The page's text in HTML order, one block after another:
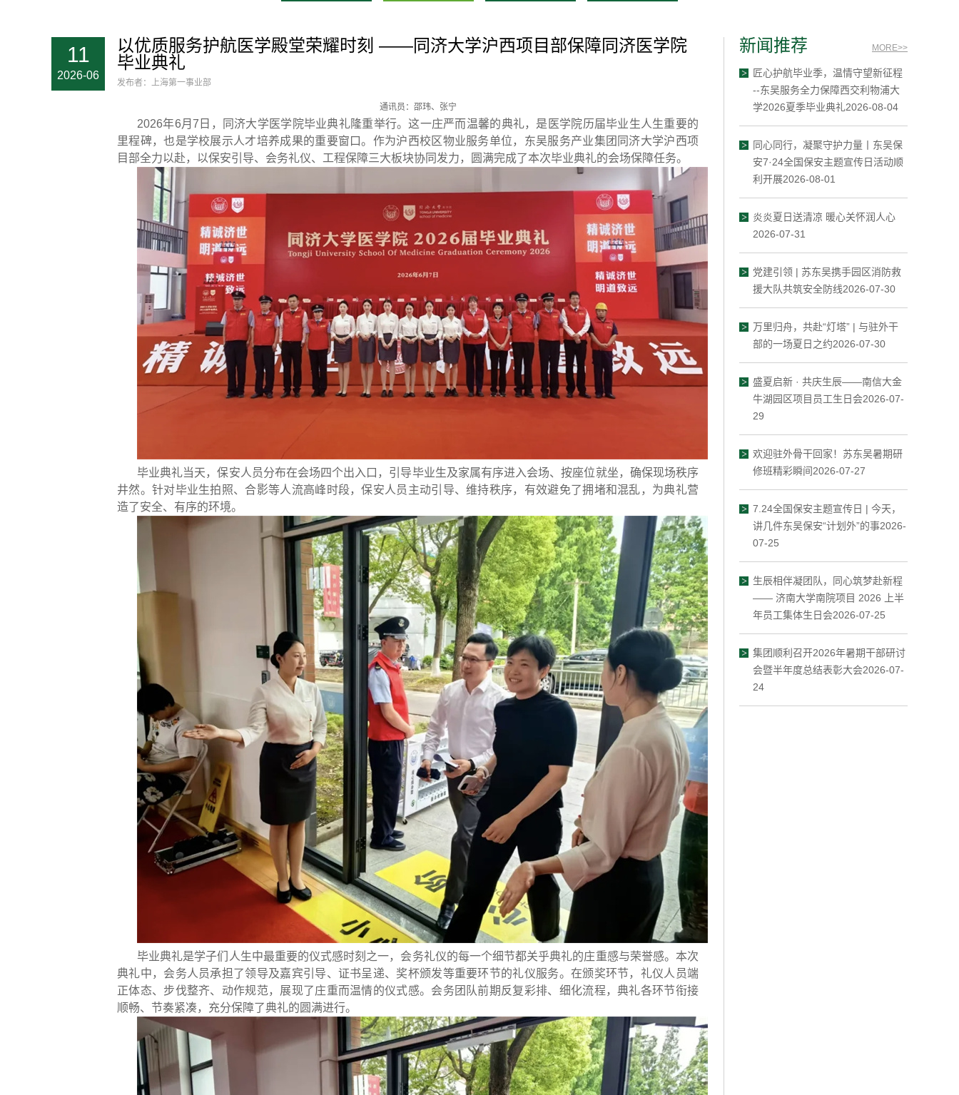
11
2026-06
以优质服务护航医学殿堂荣耀时刻 ——同济大学沪西项目部保障同济医学院
毕业典礼
发布者：上海第一事业部
通讯员：邵玮、张宁
2026年6月7日，同济大学医学院毕业典礼隆重举行。这一庄严而温馨的典礼，是医学院历届毕业生人生重要的
里程碑，也是学校展示人才培养成果的重要窗口。作为沪西校区物业服务单位，东吴服务产业集团同济大学沪西项
目部全力以赴，以保安引导、会务礼仪、工程保障三大板块协同发力，圆满完成了本次毕业典礼的会场保障任务。
毕业典礼当天，保安人员分布在会场四个出入口，引导毕业生及家属有序进入会场、按座位就坐，确保现场秩序
井然。针对毕业生拍照、合影等人流高峰时段，保安人员主动引导、维持秩序，有效避免了拥堵和混乱，为典礼营
造了安全、有序的环境。
毕业典礼是学子们人生中最重要的仪式感时刻之一，会务礼仪的每一个细节都关乎典礼的庄重感与荣誉感。本次
典礼中，会务人员承担了领导及嘉宾引导、证书呈递、奖杯颁发等重要环节的礼仪服务。在颁奖环节，礼仪人员端
正体态、步伐整齐、动作规范，展现了庄重而温情的仪式感。会务团队前期反复彩排、细化流程，典礼各环节衔接
顺畅、节奏紧凑，充分保障了典礼的圆满进行。
新闻推荐 MORE>>
匠心护航毕业季，温情守望新征程
--东吴服务全力保障西交利物浦大
学2026夏季毕业典礼2026-08-04
同心同行，凝聚守护力量丨东吴保
安7·24全国保安主题宣传日活动顺
利开展2026-08-01
炎炎夏日送清凉 暖心关怀润人心
2026-07-31
党建引领 | 苏东吴携手园区消防救
援大队共筑安全防线2026-07-30
万里归舟，共赴“灯塔” | 与驻外干
部的一场夏日之约2026-07-30
盛夏启新 · 共庆生辰——南信大金
牛湖园区项目员工生日会2026-07-
29
欢迎驻外骨干回家！苏东吴暑期研
修班精彩瞬间2026-07-27
7.24全国保安主题宣传日 | 今天，
讲几件东吴保安“计划外”的事2026-
07-25
生辰相伴凝团队，同心筑梦赴新程
—— 济南大学南院项目 2026 上半
年员工集体生日会2026-07-25
集团顺利召开2026年暑期干部研讨
会暨半年度总结表彰大会2026-07-
24